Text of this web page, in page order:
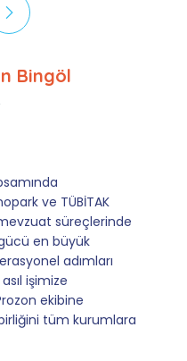
izleme adımlarında
sayesinde artık
ve tam güvenle
için asıl değerli
her an ulaşılabilir
hızlı geri